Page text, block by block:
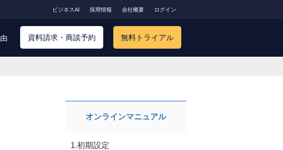
ログイン
会社概要
採用情報
ビジネスAI
無料トライアル
資料請求・商談予約
オンラインマニュアル
1.初期設定